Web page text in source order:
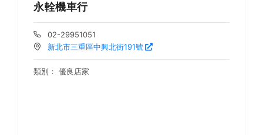
永輇機車行
02-29951051
新北市三重區中興北街191號
類別： 優良店家